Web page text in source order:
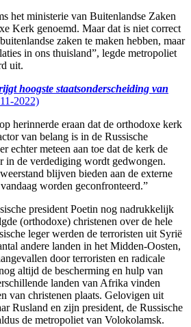
het ministerie van Buitenlandse Zaken
Kerk genoemd. Maar dat is niet correct
zaken te maken hebben, maar
in ons thuisland”, legde metropoliet
uit.
hoogste staatsonderscheiding van
2022)
herinnerde eraan dat de orthodoxe kerk
van belang is in de Russische
echter meteen aan toe dat de kerk de
in de verdediging wordt gedwongen.
blijven bieden aan de externe
worden geconfronteerd.”
president Poetin nog nadrukkelijk
(orthodoxe) christenen over de hele
leger werden de terroristen uit Syrië
andere landen in het Midden-Oosten,
door terroristen en radicale
altijd de bescherming en hulp van
landen van Afrika vinden
van christenen plaats. Gelovigen uit
Rusland en zijn president, de Russische
de metropoliet van Volokolamsk.